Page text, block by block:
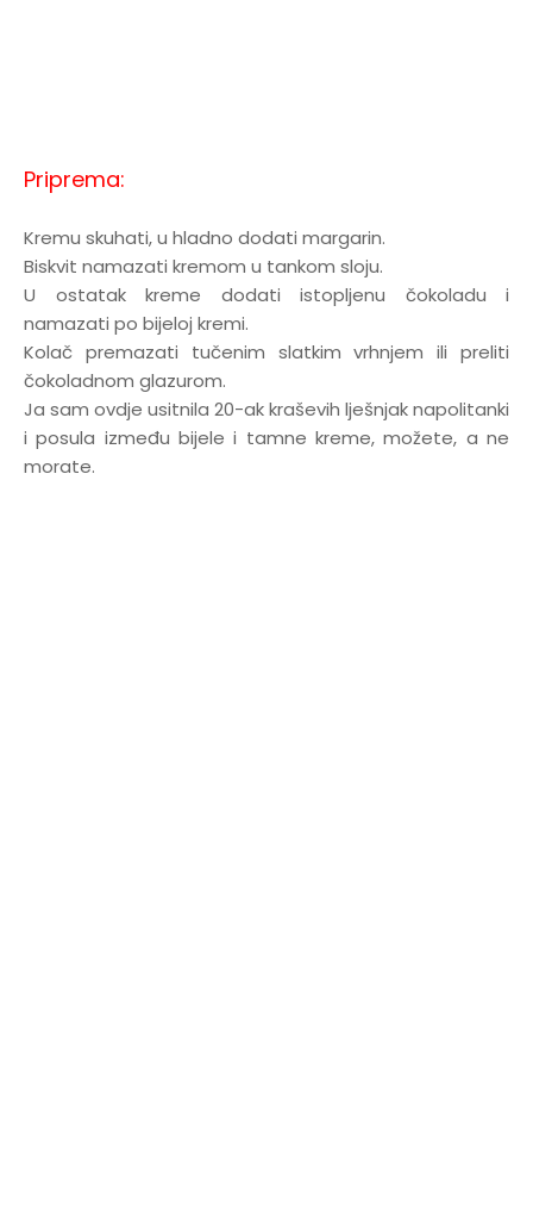
Priprema:
Kremu skuhati, u hladno dodati margarin.
Biskvit namazati kremom u tankom sloju.
U ostatak kreme dodati istopljenu čokoladu i
namazati po bijeloj kremi.
Kolač premazati tučenim slatkim vrhnjem ili preliti
čokoladnom glazurom.
Ja sam ovdje usitnila 20-ak kraševih lješnjak napolitanki
i posula između bijele i tamne kreme, možete, a ne
morate.